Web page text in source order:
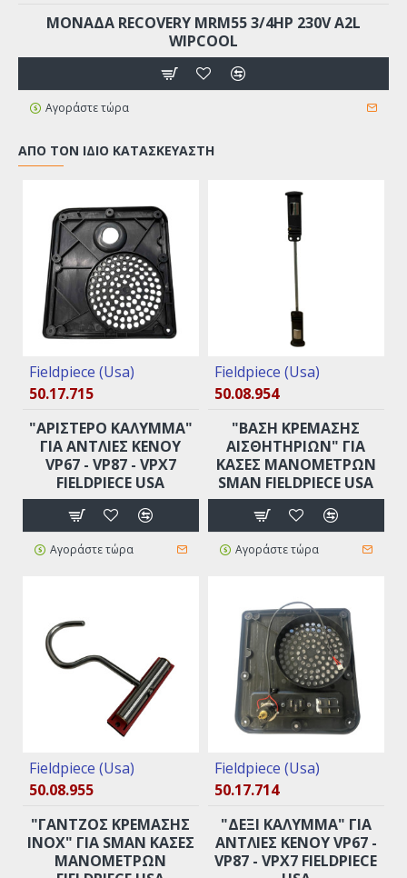
ΜΟΝΑΔΑ RECOVERY MRM55 3/4HP 230V A2L
WIPCOOL
Αγοράστε τώρα
ΑΠΌ ΤΟΝ ΊΔΙΟ ΚΑΤΑΣΚΕΥΑΣΤΉ
Fieldpiece (Usa)
50.17.715
"ΑΡΙΣΤΕΡΌ ΚΆΛΥΜΜΑ"
ΓΙΑ ΑΝΤΛΊΕΣ ΚΕΝΟΎ
VP67 - VP87 - VPX7
FIELDPIECE USA
Αγοράστε τώρα
Fieldpiece (Usa)
50.08.954
"ΒΆΣΗ ΚΡΈΜΑΣΗΣ
ΑΙΣΘΗΤΗΡΊΩΝ" ΓΙΑ
ΚΆΣΕΣ ΜΑΝΟΜΈΤΡΩΝ
SMAN FIELDPIECE USA
Αγοράστε τώρα
Fieldpiece (Usa)
50.08.955
"ΓΆΝΤΖΟΣ ΚΡΈΜΑΣΗΣ
INOX" ΓΙΑ SMAN ΚΆΣΕΣ
ΜΑΝΟΜΈΤΡΩΝ
Fieldpiece (Usa)
50.17.714
"ΔΕΞΊ ΚΆΛΥΜΜΑ" ΓΙΑ
ΑΝΤΛΊΕΣ ΚΕΝΟΎ VP67 -
VP87 - VPX7 FIELDPIECE